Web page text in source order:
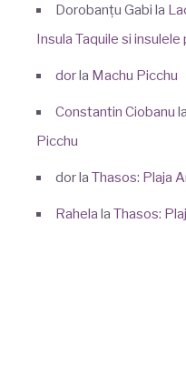
Dorobanțu Gabi la
Insula Taquile si
dorla Machu Picchu
Constantin Ciobanu la
Picchu
dorla Thasos: Plaja
Rahela la Thasos: